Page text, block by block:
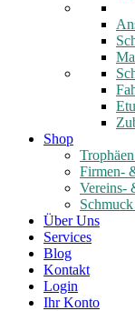
Shop
Firmen-
Vereins-
Über Uns
Services
Blog
Kontakt
Login
Ihr Konto